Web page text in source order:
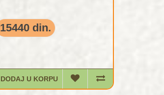
15440 din.
DODAJ U KORPU